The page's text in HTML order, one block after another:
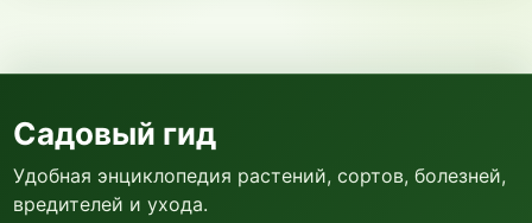
Садовый гид
Удобная энциклопедия растений, сортов, болезней,
вредителей и ухода.